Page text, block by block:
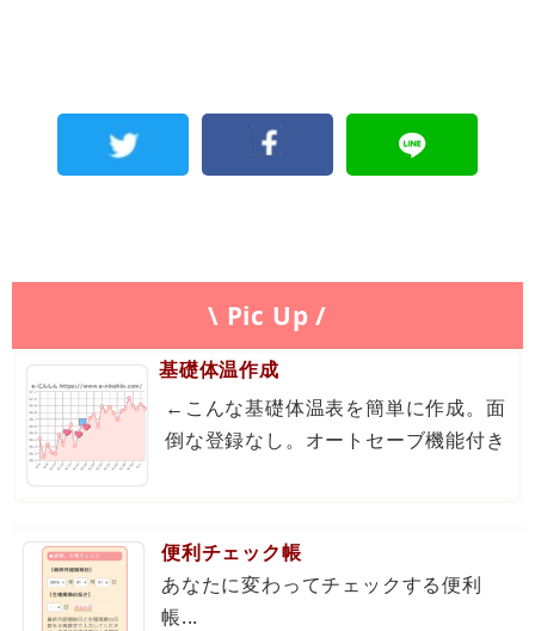
\ Pic Up /
基礎体温作成
←こんな基礎体温表を簡単に作成。面
倒な登録なし。オートセーブ機能付き
便利チェック帳
あなたに変わってチェックする便利
帳...